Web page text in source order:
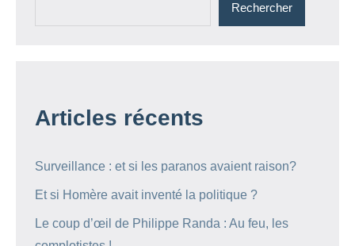
Rechercher
Articles récents
Surveillance : et si les paranos avaient raison?
Et si Homère avait inventé la politique ?
Le coup d’œil de Philippe Randa : Au feu, les